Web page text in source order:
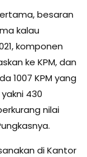
besaran
kalau
komponen
ke KPM, dan
1007 KPM yang
430
nilai
di Kantor